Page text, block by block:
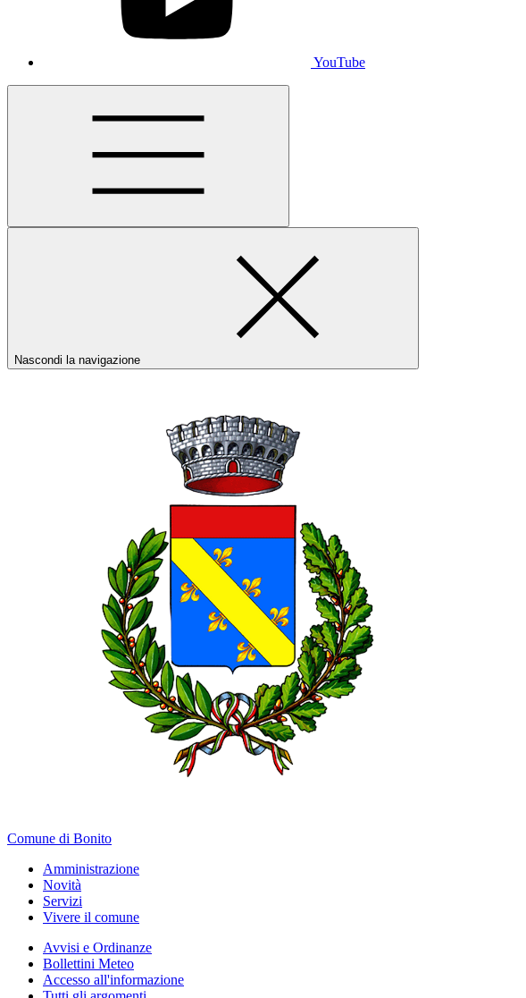
YouTube
Nascondi la navigazione
Comune di Bonito
Amministrazione
Novità
Servizi
Vivere il comune
Avvisi e Ordinanze
Bollettini Meteo
Accesso all'informazione